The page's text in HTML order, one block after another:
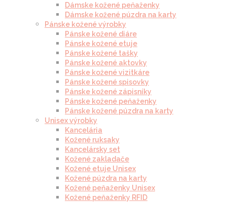
Dámske kožené peňaženky
Dámske kožené púzdra na karty
Pánske kožené výrobky
Pánske kožené diáre
Pánske kožené etuje
Pánske kožené tašky
Pánske kožené aktovky
Pánske kožené vizitkáre
Pánske kožené spisovky
Pánske kožené zápisníky
Pánske kožené peňaženky
Pánske kožené púzdra na karty
Unisex výrobky
Kancelária
Kožené ruksaky
Kancelársky set
Kožené zakladače
Kožené etuje Unisex
Kožené púzdra na karty
Kožené peňaženky Unisex
Kožené peňaženky RFID